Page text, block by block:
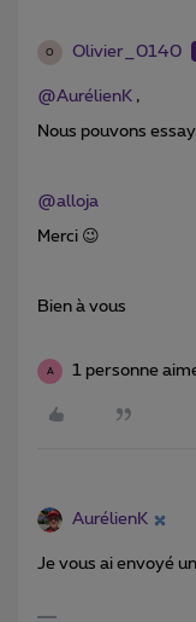
O Olivier_0140
@AurélienK ,
Nous pouvons
@alloja
Merci 😉
Bien à vous
A 1 personne
AurélienK
Je vous ai envoyé